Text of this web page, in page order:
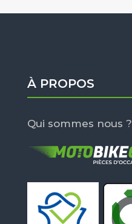
À PROPOS
Qui sommes nous ?